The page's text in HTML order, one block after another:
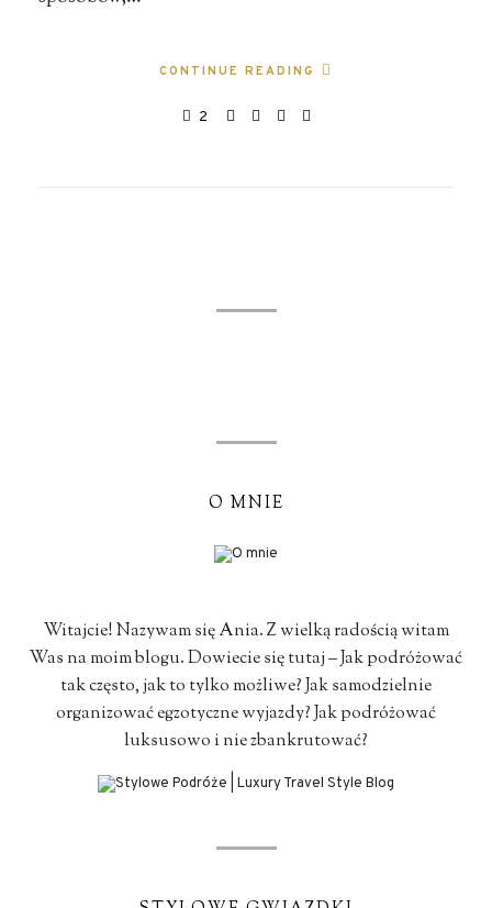
CONTINUE READING
2
O MNIE
Witajcie! Nazywam się Ania. Z wielką radością witam
Was na moim blogu. Dowiecie się tutaj – Jak podróżować
tak często, jak to tylko możliwe? Jak samodzielnie
organizować egzotyczne wyjazdy? Jak podróżować
luksusowo i nie zbankrutować?